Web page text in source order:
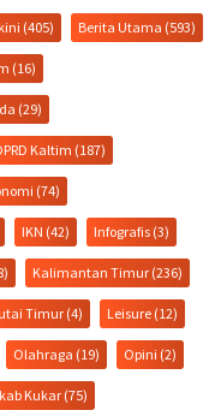
(405) Berita Utama (593)
(16)
(29)
Kaltim (187)
(74)
IKN (42) Infografis (3)
Kalimantan Timur (236)
Timur (4) Leisure (12)
Olahraga (19) Opini (2)
Kukar(75)